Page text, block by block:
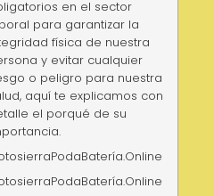
en el sector
para garantizar la
física de nuestra
y evitar cualquier
o peligro para nuestra
aquí te explicamos con
el porqué de su